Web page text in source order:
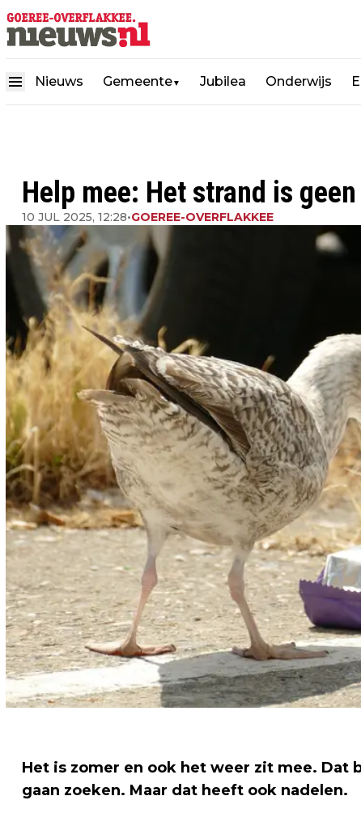
Nieuws Gemeente▼ Jubilea Onderwijs
Help mee: Het strand is
10 JUL 2025, 12:28•GOEREE-OVERFLAKKEE
Het is zomer en ook het weer zit mee.
gaan zoeken. Maar dat heeft ook nadelen.